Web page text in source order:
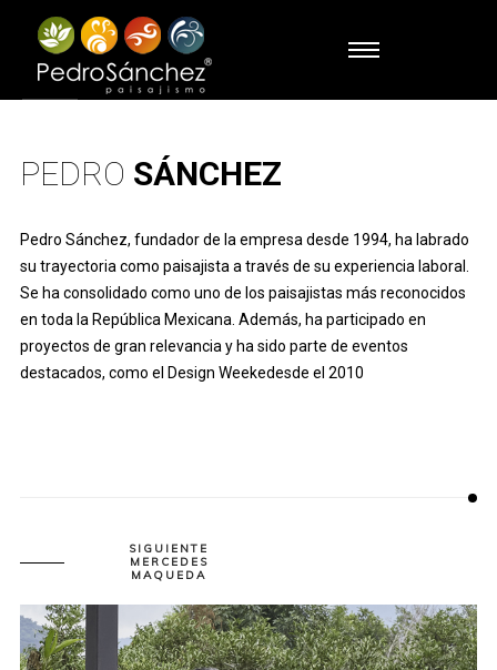
PEDRO SÁNCHEZ
Pedro Sánchez, fundador de la empresa desde 1994, ha labrado
su trayectoria como paisajista a través de su experiencia laboral.
Se ha consolidado como uno de los paisajistas más reconocidos
en toda la República Mexicana. Además, ha participado en
proyectos de gran relevancia y ha sido parte de eventos
destacados, como el Design Weekedesde el 2010
SIGUIENTE
MERCEDES
MAQUEDA